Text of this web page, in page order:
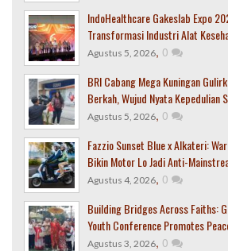
IndoHealthcare Gakeslab Expo
Transformasi Industri Alat
Agustus 5, 2026, 0
BRI Cabang Mega Kuningan
Berkah, Wujud Nyata Kepedulian
Agustus 5, 2026, 0
Fazzio Sunset Blue x Alkateri:
Bikin Motor Lo Jadi Anti-
Agustus 4, 2026, 0
Building Bridges Across Faiths:
Youth Conference Promotes
Agustus 3, 2026, 0